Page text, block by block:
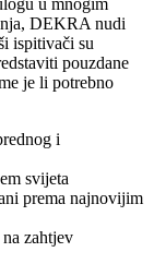
u mnogim
DEKRA nudi
ispitivači su
pouzdane
je li potrebno
i
svijeta
prema najnovijim
zahtjev